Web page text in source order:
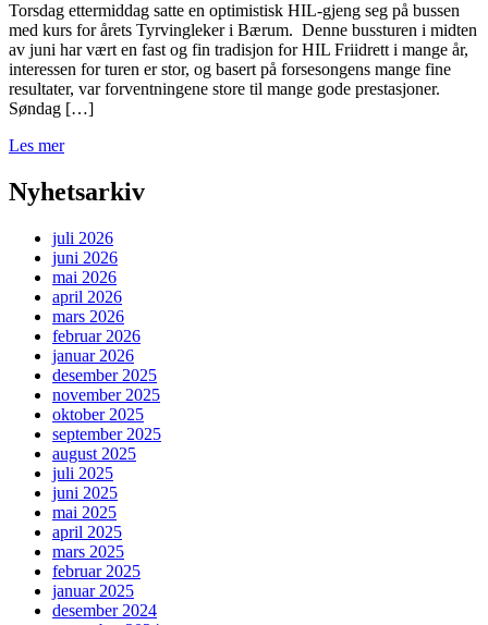
Torsdag ettermiddag satte en optimistisk HIL-gjeng seg på bussen
med kurs for årets Tyrvingleker i Bærum. Denne bussturen i midten
av juni har vært en fast og fin tradisjon for HIL Friidrett i mange år,
interessen for turen er stor, og basert på forsesongens mange fine
resultater, var forventningene store til mange gode prestasjoner.
Søndag […]
Les mer
Nyhetsarkiv
juli 2026
juni 2026
mai 2026
april 2026
mars 2026
februar 2026
januar 2026
desember 2025
november 2025
oktober 2025
september 2025
august 2025
juli 2025
juni 2025
mai 2025
april 2025
mars 2025
februar 2025
januar 2025
desember 2024